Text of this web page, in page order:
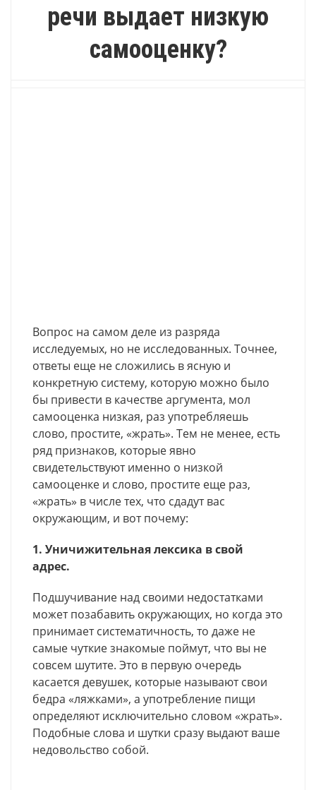
речи выдает низкую
самооценку?
Вопрос на самом деле из разряда
исследуемых, но не исследованных. Точнее,
ответы еще не сложились в ясную и
конкретную систему, которую можно было
бы привести в качестве аргумента, мол
самооценка низкая, раз употребляешь
слово, простите, «жрать». Тем не менее, есть
ряд признаков, которые явно
свидетельствуют именно о низкой
самооценке и слово, простите еще раз,
«жрать» в числе тех, что сдадут вас
окружающим, и вот почему:
1. Уничижительная лексика в свой
адрес.
Подшучивание над своими недостатками
может позабавить окружающих, но когда это
принимает систематичность, то даже не
самые чуткие знакомые поймут, что вы не
совсем шутите. Это в первую очередь
касается девушек, которые называют свои
бедра «ляжками», а употребление пищи
определяют исключительно словом «жрать».
Подобные слова и шутки сразу выдают ваше
недовольство собой.